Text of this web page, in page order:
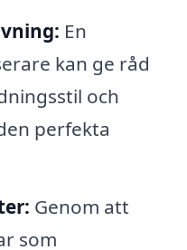
En
kan ge råd
och
perfekta
Genom att
som